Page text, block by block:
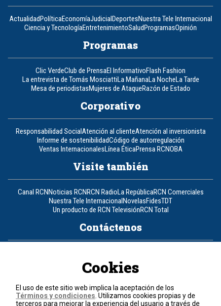
ActualidadPolíticaEconomíaJudicialDeportesNuestra Tele Internacional
Ciencia y TecnologíaEntretenimientoSaludProgramasOpinión
Programas
Clic VerdeClub de PrensaEl InformativoFlash Fashion
La entrevista de Tomás MosciattiLa MañanaLa NocheLa Tarde
Mesa de periodistasMujeres de AtaqueRazón de Estado
Corporativo
Responsabilidad SocialAtención al clienteAtención al inversionista
Informe de sostenibilidadCódigo de autorregulación
Ventas InternacionalesLínea ÉticaPrensa RCNOBA
Visite también
Canal RCNNoticias RCNRCN RadioLa RepúblicaRCN Comerciales
Nuestra Tele InternacionalNovelasFidesTDT
Un producto de RCN TelevisiónRCN Total
Contáctenos
Política de cookies
Términos y condiciones
Cookies
El uso de este sitio web implica la aceptación de los
Términos y condiciones . Utilizamos cookies propias y de
terceros para mejorar la experiencia del usuario a través de